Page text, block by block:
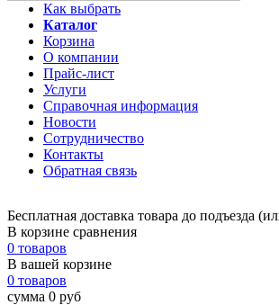
Как выбрать
Каталог
Корзина
О компании
Прайс-лист
Услуги
Справочная информация
Новости
Сотрудничество
Контакты
Обратная связь
Бесплатная доставка товара до подъезда
В корзине сравнения
0 товаров
В вашей корзине
0 товаров
сумма 0 руб